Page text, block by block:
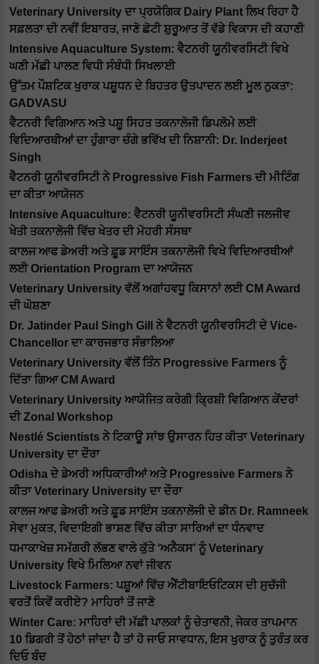
Veterinary University ਦਾ ਪ੍ਰਯੋਗਿਕ Dairy Plant ਲਿਖ ਰਿਹਾ ਹੈ
ਸਫ਼ਲਤਾ ਦੀ ਨਵੀਂ ਇਬਾਰਤ, ਜਾਣੋ ਛੋਟੀ ਸ਼ੁਰੂਆਤ ਤੋਂ ਵੱਡੇ ਵਿਕਾਸ ਦੀ ਕਹਾਣੀ
Intensive Aquaculture System: ਵੈਟਨਰੀ ਯੂਨੀਵਰਸਿਟੀ ਵਿਖੇ
ਘਣੀ ਮੱਛੀ ਪਾਲਣ ਵਿਧੀ ਸੰਬੰਧੀ ਸਿਖਲਾਈ
ਉੱਤਮ ਪੌਸ਼ਟਿਕ ਖੁਰਾਕ ਪਸ਼ੂਧਨ ਦੇ ਬਿਹਤਰ ਉਤਪਾਦਨ ਲਈ ਮੂਲ ਨੁਕਤਾ:
GADVASU
ਵੈਟਨਰੀ ਵਿਗਿਆਨ ਅਤੇ ਪਸ਼ੂ ਸਿਹਤ ਤਕਨਾਲੋਜੀ ਡਿਪਲੋਮੇ ਲਈ
ਵਿਦਿਆਰਥੀਆਂ ਦਾ ਹੁੰਗਾਰਾ ਚੰਗੇ ਭਵਿੱਖ ਦੀ ਨਿਸ਼ਾਨੀ: Dr. Inderjeet
Singh
ਵੈਟਨਰੀ ਯੂਨੀਵਰਸਿਟੀ ਨੇ Progressive Fish Farmers ਦੀ ਮੀਟਿੰਗ
ਦਾ ਕੀਤਾ ਆਯੋਜਨ
Intensive Aquaculture: ਵੈਟਨਰੀ ਯੂਨੀਵਰਸਿਟੀ ਸੰਘਣੀ ਜਲਜੀਵ
ਖੇਤੀ ਤਕਨਾਲੋਜੀ ਵਿੱਚ ਖੇਤਰ ਦੀ ਮੋਹਰੀ ਸੰਸਥਾ
ਕਾਲਜ ਆਫ ਡੇਅਰੀ ਅਤੇ ਫ਼ੂਡ ਸਾਇੰਸ ਤਕਨਾਲੋਜੀ ਵਿਖੇ ਵਿਦਿਆਰਥੀਆਂ
ਲਈ Orientation Program ਦਾ ਆਯੋਜਨ
Veterinary University ਵੱਲੋਂ ਅਗਾਂਹਵਧੂ ਕਿਸਾਨਾਂ ਲਈ CM Award
ਦੀ ਘੋਸ਼ਣਾ
Dr. Jatinder Paul Singh Gill ਨੇ ਵੈਟਨਰੀ ਯੂਨੀਵਰਸਿਟੀ ਦੇ Vice-
Chancellor ਦਾ ਕਾਰਜਭਾਰ ਸੰਭਾਲਿਆ
Veterinary University ਵੱਲੋਂ ਤਿੰਨ Progressive Farmers ਨੂੰ
ਦਿੱਤਾ ਗਿਆ CM Award
Veterinary University ਆਯੋਜਿਤ ਕਰੇਗੀ ਕ੍ਰਿਸ਼ੀ ਵਿਗਿਆਨ ਕੇਂਦਰਾਂ
ਦੀ Zonal Workshop
Nestlé Scientists ਨੇ ਟਿਕਾਊ ਸਾਂਝ ਉਸਾਰਨ ਹਿਤ ਕੀਤਾ Veterinary
University ਦਾ ਦੌਰਾ
Odisha ਦੇ ਡੇਅਰੀ ਅਧਿਕਾਰੀਆਂ ਅਤੇ Progressive Farmers ਨੇ
ਕੀਤਾ Veterinary University ਦਾ ਦੌਰਾ
ਕਾਲਜ ਆਫ ਡੇਅਰੀ ਅਤੇ ਫ਼ੂਡ ਸਾਇੰਸ ਤਕਨਾਲੋਜੀ ਦੇ ਡੀਨ Dr. Ramneek
ਸੇਵਾ ਮੁਕਤ, ਵਿਦਾਇਗੀ ਭਾਸ਼ਣ ਵਿੱਚ ਕੀਤਾ ਸਾਰਿਆਂ ਦਾ ਧੰਨਵਾਦ
ਧਮਾਕਾਖੇਜ਼ ਸਮੱਗਰੀ ਲੱਭਣ ਵਾਲੇ ਕੁੱਤੇ ‘ਅਨੈਕਸ’ ਨੂੰ Veterinary
University ਵਿਖੇ ਮਿਲਿਆ ਨਵਾਂ ਜੀਵਨ
Livestock Farmers: ਪਸ਼ੂਆਂ ਵਿੱਚ ਐਂਟੀਬਾਇਓਟਿਕਸ ਦੀ ਸੁਚੱਜੀ
ਵਰਤੋਂ ਕਿਵੇਂ ਕਰੀਏ? ਮਾਹਿਰਾਂ ਤੋਂ ਜਾਣੋ
Winter Care: ਮਾਹਿਰਾਂ ਦੀ ਮੱਛੀ ਪਾਲਕਾਂ ਨੂੰ ਚੇਤਾਵਨੀ, ਜੇਕਰ ਤਾਪਮਾਨ
10 ਡਿਗਰੀ ਤੋਂ ਹੇਠਾਂ ਜਾਂਦਾ ਹੈ ਤਾਂ ਹੋ ਜਾਓ ਸਾਵਧਾਨ, ਇਸ ਖੁਰਾਕ ਨੂੰ ਤੁਰੰਤ ਕਰ
ਦਿਓ ਬੰਦ